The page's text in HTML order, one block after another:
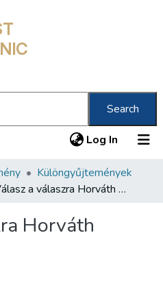
Search
Log In (current)
Különgyűjtemények
Válasz a válaszra Horváth Mihálynak
Horváth